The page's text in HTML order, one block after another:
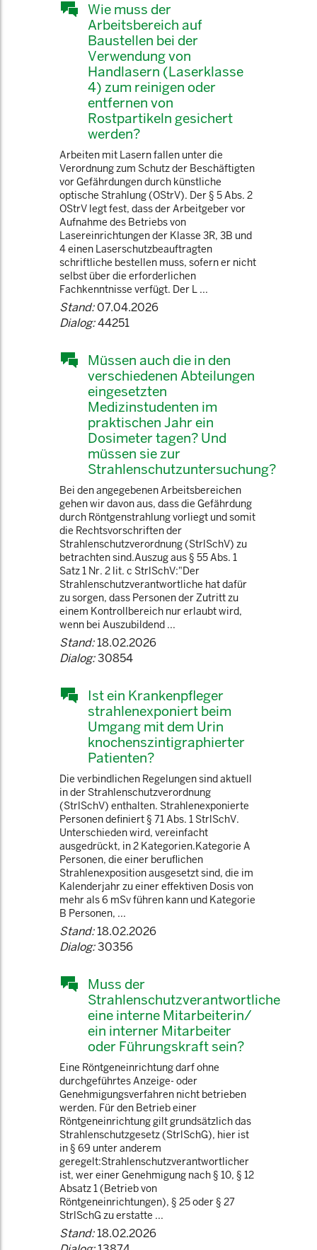
Wie muss der
Arbeitsbereich auf
Baustellen bei der
Verwendung von
Handlasern (Laserklasse
4) zum reinigen oder
entfernen von
Rostpartikeln gesichert
werden?
Arbeiten mit Lasern fallen unter die
Verordnung zum Schutz der Beschäftigten
vor Gefährdungen durch künstliche
optische Strahlung (OStrV). Der § 5 Abs. 2
OStrV legt fest, dass der Arbeitgeber vor
Aufnahme des Betriebs von
Lasereinrichtungen der Klasse 3R, 3B und
4 einen Laserschutzbeauftragten
schriftliche bestellen muss, sofern er nicht
selbst über die erforderlichen
Fachkenntnisse verfügt. Der L ...
Stand:07.04.2026
Dialog:44251
Müssen auch die in den
verschiedenen Abteilungen
eingesetzten
Medizinstudenten im
praktischen Jahr ein
Dosimeter tagen? Und
müssen sie zur
Strahlenschutzuntersuchung?
Bei den angegebenen Arbeitsbereichen
gehen wir davon aus, dass die Gefährdung
durch Röntgenstrahlung vorliegt und somit
die Rechtsvorschriften der
Strahlenschutzverordnung (StrlSchV) zu
betrachten sind.Auszug aus § 55 Abs. 1
Satz 1 Nr. 2 lit. c StrlSchV:"Der
Strahlenschutzverantwortliche hat dafür
zu sorgen, dass Personen der Zutritt zu
einem Kontrollbereich nur erlaubt wird,
wenn bei Auszubildend ...
Stand:18.02.2026
Dialog:30854
Ist ein Krankenpfleger
strahlenexponiert beim
Umgang mit dem Urin
knochenszintigraphierter
Patienten?
Die verbindlichen Regelungen sind aktuell
in der Strahlenschutzverordnung
(StrlSchV) enthalten. Strahlenexponierte
Personen definiert § 71 Abs. 1 StrlSchV.
Unterschieden wird, vereinfacht
ausgedrückt, in 2 Kategorien.Kategorie A
Personen, die einer beruflichen
Strahlenexposition ausgesetzt sind, die im
Kalenderjahr zu einer effektiven Dosis von
mehr als 6 mSv führen kann und Kategorie
B Personen, ...
Stand:18.02.2026
Dialog:30356
Muss der
Strahlenschutzverantwortliche
eine interne Mitarbeiterin/
ein interner Mitarbeiter
oder Führungskraft sein?
Eine Röntgeneinrichtung darf ohne
durchgeführtes Anzeige- oder
Genehmigungsverfahren nicht betrieben
werden. Für den Betrieb einer
Röntgeneinrichtung gilt grundsätzlich das
Strahlenschutzgesetz (StrlSchG), hier ist
in § 69 unter anderem
geregelt:Strahlenschutzverantwortlicher
ist, wer einer Genehmigung nach § 10, § 12
Absatz 1 (Betrieb von
Röntgeneinrichtungen), § 25 oder § 27
StrlSchG zu erstatte ...
Stand:18.02.2026